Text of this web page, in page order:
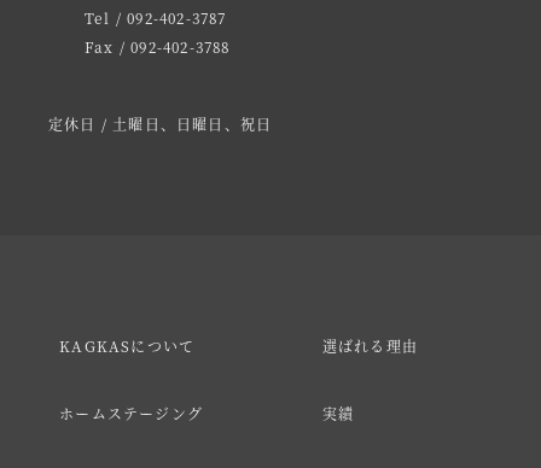
Tel / 092-402-3787
Fax / 092-402-3788
定休日 / 土曜日、日曜日、祝日
KAGKASについて
ホームステージング
選ばれる理由
実績